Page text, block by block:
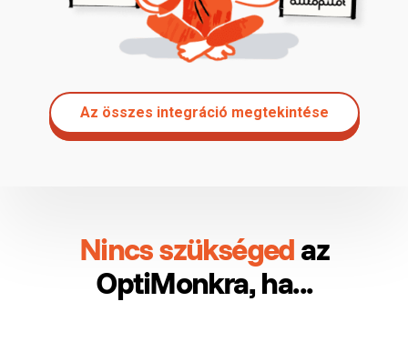
Az összes integráció megtekintése
Nincs szükségedaz
OptiMonkra, ha...